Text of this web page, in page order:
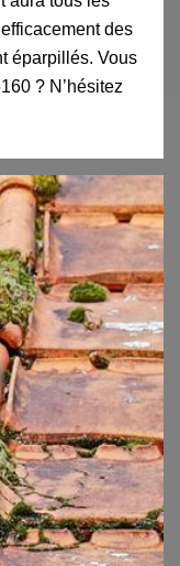
des
éparpillés. Vous
? N’hésitez